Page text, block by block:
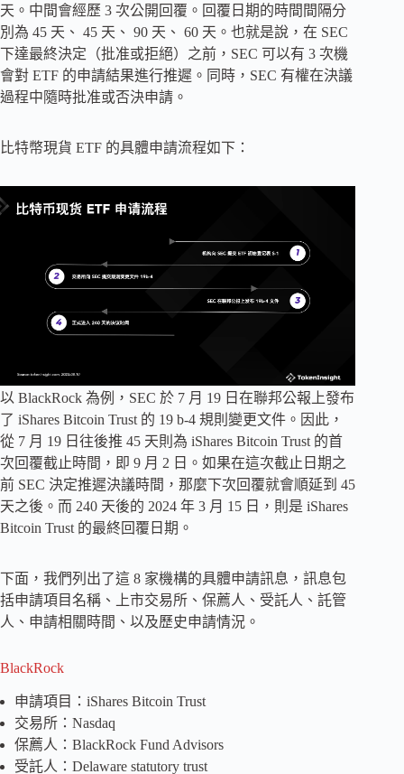
天。中間會經歷 3 次公開回覆。回覆日期的時間間隔分
別為 45 天、 45 天、 90 天、 60 天。也就是說，在 SEC
下達最終決定（批准或拒絕）之前，SEC 可以有 3 次機
會對 ETF 的申請結果進行推遲。同時，SEC 有權在決議
過程中隨時批准或否決申請。
比特幣現貨 ETF 的具體申請流程如下：
以 BlackRock 為例，SEC 於 7 月 19 日在聯邦公報上發布
了 iShares Bitcoin Trust 的 19 b-4 規則變更文件。因此，
從 7 月 19 日往後推 45 天則為 iShares Bitcoin Trust 的首
次回覆截止時間，即 9 月 2 日。如果在這次截止日期之
前 SEC 決定推遲決議時間，那麼下次回覆就會順延到 45
天之後。而 240 天後的 2024 年 3 月 15 日，則是 iShares
Bitcoin Trust 的最終回覆日期。
下面，我們列出了這 8 家機構的具體申請訊息，訊息包
括申請項目名稱、上市交易所、保薦人、受託人、託管
人、申請相關時間、以及歷史申請情況。
BlackRock
申請項目：iShares Bitcoin Trust
交易所：Nasdaq
保薦人：BlackRock Fund Advisors
受託人：Delaware statutory trust